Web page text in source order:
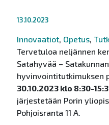
13.10.2023
Innovaatiot, Opetus,
Tervetuloa neljännen
Satahyvää –
hyvinvointitutkimuksen
30.10.2023 klo 8:30-
järjestetään Porin
Pohjoisranta 11 A.